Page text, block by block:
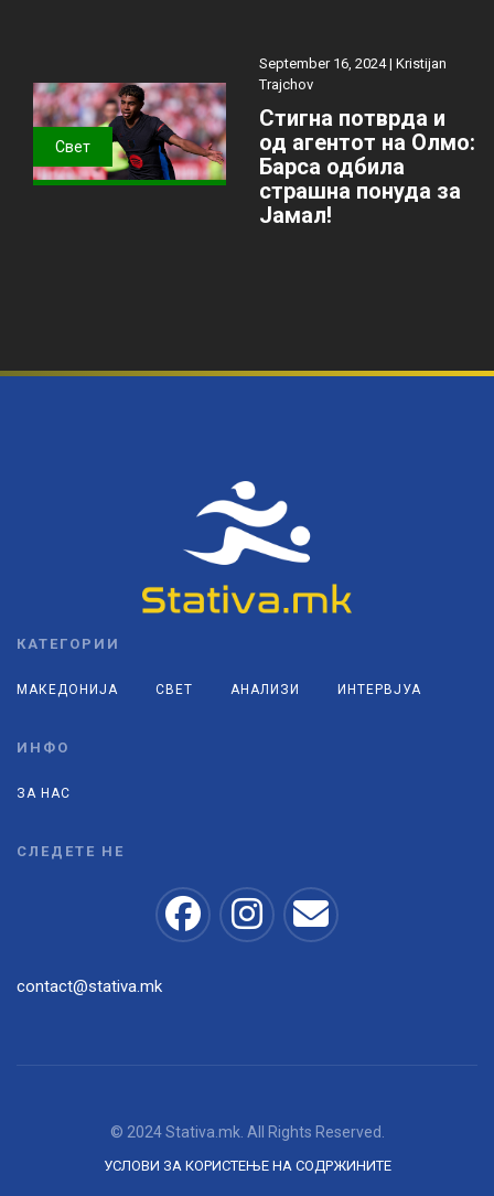
Свет
September 16, 2024 | Kristijan
Trajchov
Стигна потврда и
од агентот на Олмо:
Барса одбила
страшна понуда за
Јамал!
КАТЕГОРИИ
МАКЕДОНИЈА СВЕТ АНАЛИЗИ ИНТЕРВЈУА
ИНФО
ЗА НАС
СЛЕДЕТЕ НЕ
contact@stativa.mk
© 2024 Stativa.mk. All Rights Reserved.
УСЛОВИ ЗА КОРИСТЕЊЕ НА СОДРЖИНИТЕ